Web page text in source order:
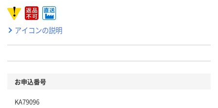
アイコンの説明
お申込番号
KA79096